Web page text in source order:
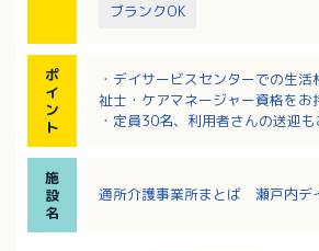
ブランクOK
ポ
イ
ン
ト
・デイサービスセンターでの生
祉士・ケアマネージャー資格をお
・定員30名、利用者さんの送迎も
・長く勤務される職員さんが多く
ます！
施
設
名
通所介護事業所まとば 瀬戸内デ